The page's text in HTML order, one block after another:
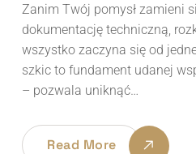
Zanim Twój pomysł zamieni
dokumentację techniczną,
wszystko zaczyna się od
szkic to fundament udanej
– pozwala uniknąć…
Read More